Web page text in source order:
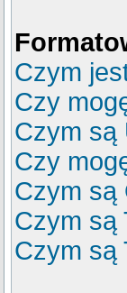
Czym
Czy
Czym są
Czy
Czym są
Czym są
Czym są